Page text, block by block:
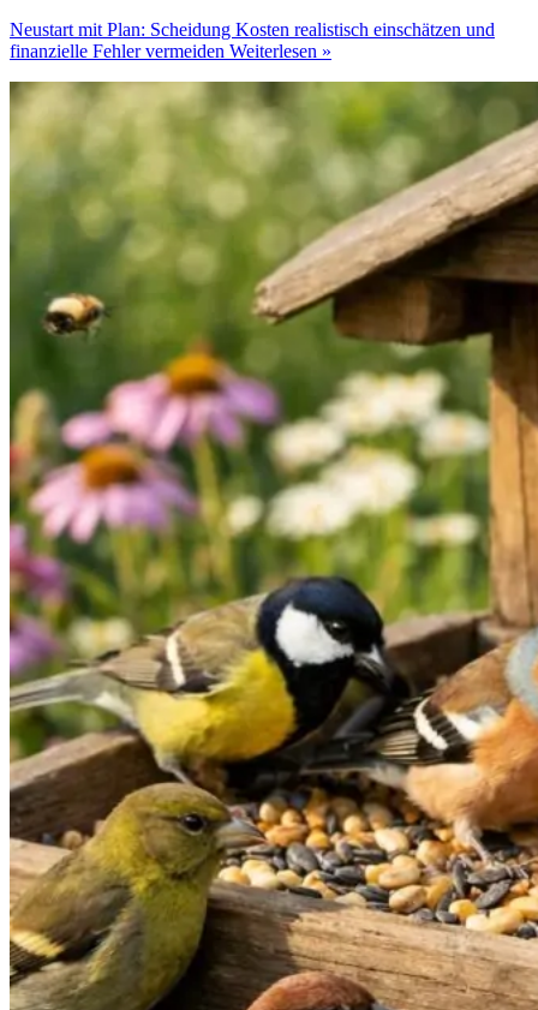
Neustart mit Plan: Scheidung Kosten realistisch einschätzen und
finanzielle Fehler vermeiden Weiterlesen »